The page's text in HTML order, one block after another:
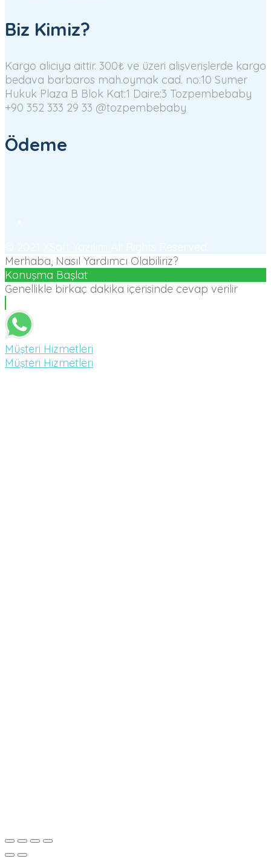
Biz Kimiz?
Kargo aliciya aittir. 300₺ ve üzeri alişverişlerde kargo
bedava barbaros mah.oymak cad. no:10 Sumer
Hukuk Plaza B Blok Kat:1 Daire:3 Tozpembebaby
+90 352 333 29 33 @tozpembebaby
Ödeme
Merhaba, Nasıl Yardımcı Olabiliriz?
Konuşma Başlat
Genellikle birkaç dakika içerisinde cevap verilir
Müşteri Hizmetleri
Müşteri Hizmetleri